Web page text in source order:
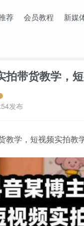
荐 会员教程 新媒
拍带货教学，
发布
教学，短视频实拍教